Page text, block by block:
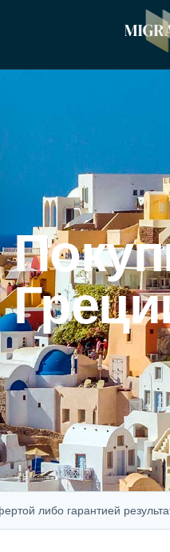
гарантией результата.